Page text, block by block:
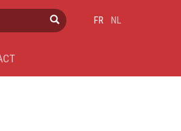
FR NL